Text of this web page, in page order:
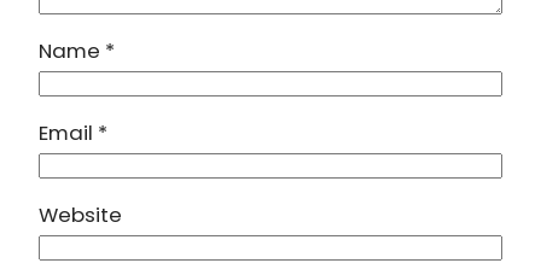
Name *
Email *
Website